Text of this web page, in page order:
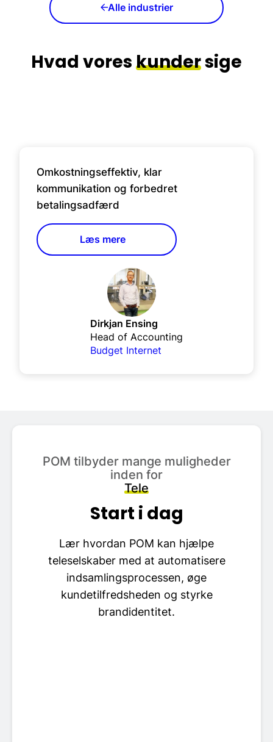
Alle industrier
Hvad voreskundersige
Omkostningseffektiv, klar
kommunikation og forbedret
betalingsadfærd
Læs mere
Dirkjan Ensing
Head of Accounting
Budget Internet
POM tilbyder mange muligheder
inden for
Tele
Start i dag
Lær hvordan POM kan hjælpe
teleselskaber med at automatisere
indsamlingsprocessen, øge
kundetilfredsheden og styrke
brandidentitet.